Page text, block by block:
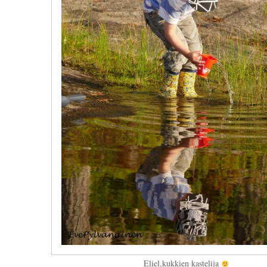
Eliel,kukkien kastelija